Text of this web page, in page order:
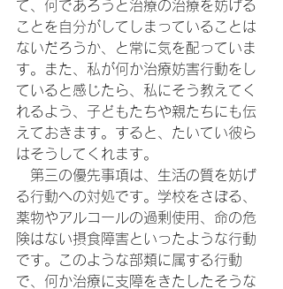
て、何であろうと治療の治療を妨げる
ことを自分がしてしまっていることは
ないだろうか、と常に気を配っていま
す。また、私が何か治療妨害行動をし
ていると感じたら、私にそう教えてく
れるよう、子どもたちや親たちにも伝
えておきます。すると、たいてい彼ら
はそうしてくれます。
第三の優先事項は、生活の質を妨げ
る行動への対処です。学校をさぼる、
薬物やアルコールの過剰使用、命の危
険はない摂食障害といったような行動
です。このような部類に属する行動
で、何か治療に支障をきたしたそうな